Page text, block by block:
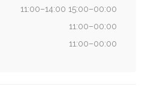
11:00–14:00 15:00–00:00
11:00–00:00
11:00–00:00